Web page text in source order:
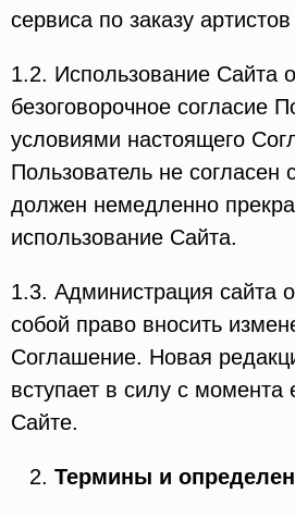
сервиса по заказу
1.2. Использование Сайта
безоговорочное согласие
условиями настоящего
Пользователь не согласен
должен немедленно
использование Сайта.
1.3. Администрация сайта
собой право вносить
Соглашение. Новая
вступает в силу с момента
Сайте.
Термины и